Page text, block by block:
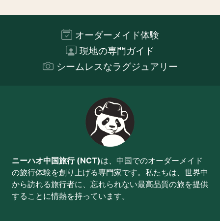
オーダーメイド体験
現地の専門ガイド
シームレスなラグジュアリー
ニーハオ中国旅行 (NCT)は、中国でのオーダーメイド
の旅行体験を創り上げる専門家です。私たちは、世界中
から訪れる旅行者に、忘れられない最高品質の旅を提供
することに情熱を持っています。